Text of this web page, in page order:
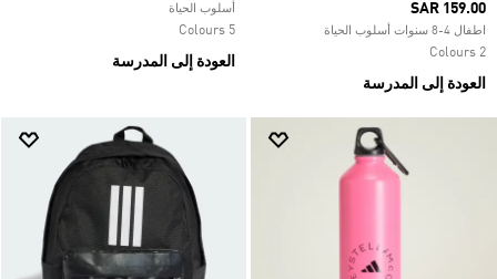
SAR 159.00
اطفال 4-8 سنوات أسلوب الحياة
2 Colours
العودة إلى المدرسة
أسلوب الحياة
5 Colours
العودة إلى المدرسة